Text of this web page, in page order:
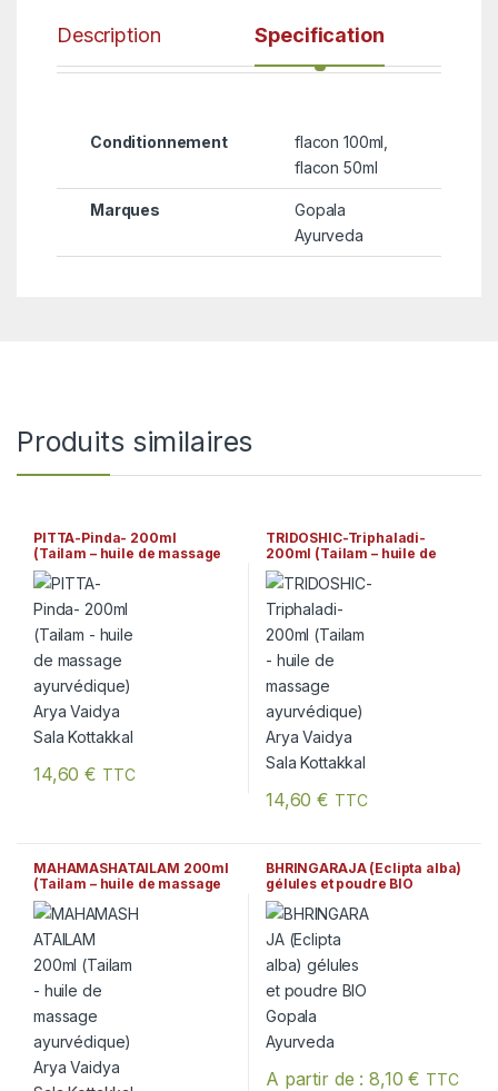
Description Specification
Conditionnement
flacon 100ml,
flacon 50ml
Marques
Gopala
Ayurveda
Produits similaires
PITTA-Pinda- 200ml
(Tailam – huile de massage
ayurvédique) Arya Vaidya
Sala Kottakkal
14,60€ TTC
TRIDOSHIC-Triphaladi-
200ml (Tailam – huile de
massage ayurvédique) Arya
Vaidya Sala Kottakkal
14,60€ TTC
MAHAMASHATAILAM 200ml
(Tailam – huile de massage
ayurvédique) Arya Vaidya
Sala Kottakkal
BHRINGARAJA (Eclipta alba)
gélules et poudre BIO
Gopala Ayurveda
A partir de :8,10€ TTC